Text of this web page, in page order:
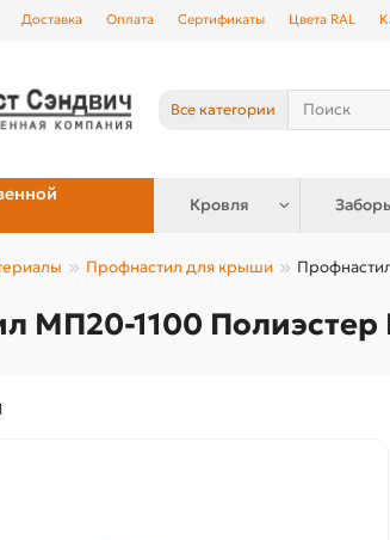
Доставка Оплата Сертификаты Цвета RAL
Все категории
Кровля
Профнастил для крыши
МП20-1100 Полиэстер